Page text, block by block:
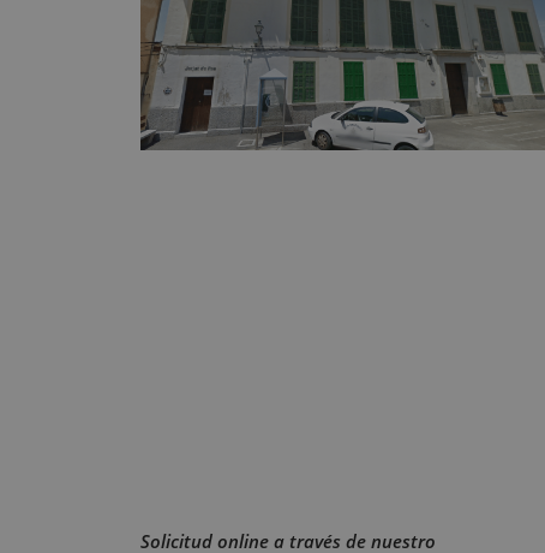
Solicitud online a través de nuestro